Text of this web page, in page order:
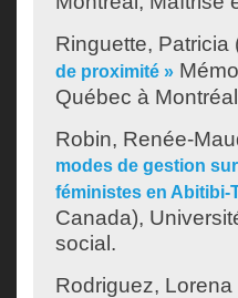
Ringuette, Patricia
de proximité »
Québec à
Robin, Renée-
modes de gestion
féministes en Abitibi-
Canada),
social.
Rodriguez, Lorena